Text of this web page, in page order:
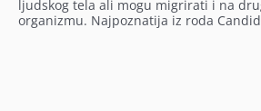
ljudskog tela ali mogu migrirati i na
organizmu. Najpoznatija iz roda